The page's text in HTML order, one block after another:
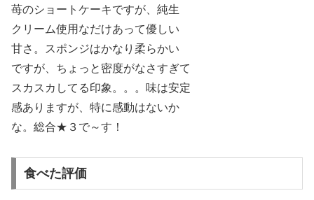
苺のショートケーキですが、純生
クリーム使用なだけあって優しい
甘さ。スポンジはかなり柔らかい
ですが、ちょっと密度がなさすぎて
スカスカしてる印象。。。味は安定
感ありますが、特に感動はないか
な。総合★３で～す！
食べた評価